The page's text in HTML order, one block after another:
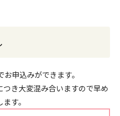
申込みができます。
き大変混み合いますので早め
す。